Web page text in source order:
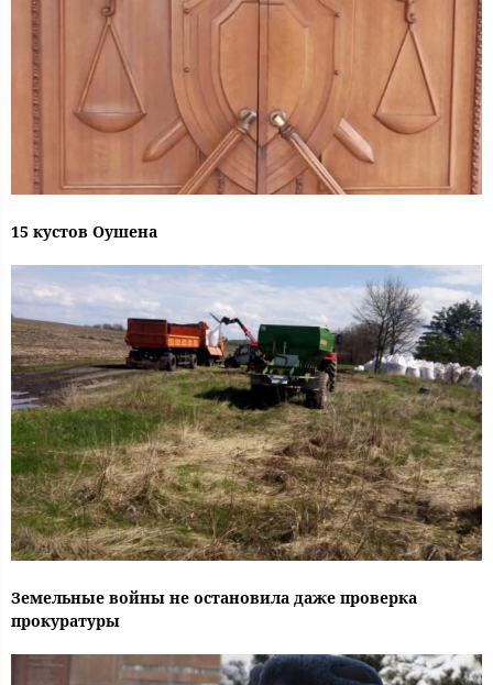
15 кустов Оушена
Земельные войны не остановила даже проверка
прокуратуры